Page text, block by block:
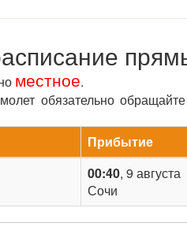
местное.
обязательно
Прибытие
00:40, 9 августа
Сочи